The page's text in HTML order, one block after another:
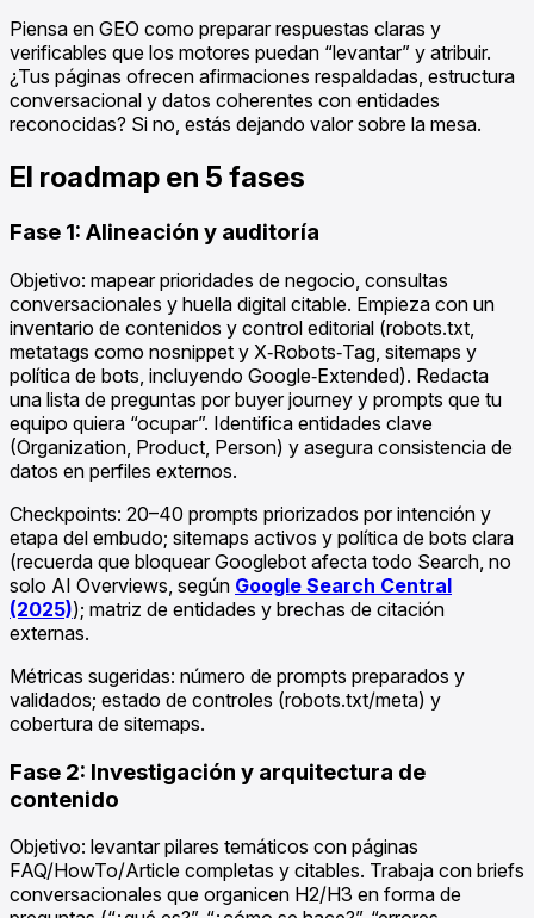
Piensa en GEO como preparar respuestas claras y
verificables que los motores puedan “levantar” y atribuir.
¿Tus páginas ofrecen afirmaciones respaldadas, estructura
conversacional y datos coherentes con entidades
reconocidas? Si no, estás dejando valor sobre la mesa.
El roadmap en 5 fases
Fase 1: Alineación y auditoría
Objetivo: mapear prioridades de negocio, consultas
conversacionales y huella digital citable. Empieza con un
inventario de contenidos y control editorial (robots.txt,
metatags como nosnippet y X‑Robots‑Tag, sitemaps y
política de bots, incluyendo Google‑Extended). Redacta
una lista de preguntas por buyer journey y prompts que tu
equipo quiera “ocupar”. Identifica entidades clave
(Organization, Product, Person) y asegura consistencia de
datos en perfiles externos.
Checkpoints: 20–40 prompts priorizados por intención y
etapa del embudo; sitemaps activos y política de bots clara
(recuerda que bloquear Googlebot afecta todo Search, no
solo AI Overviews, según Google Search Central
(2025)); matriz de entidades y brechas de citación
externas.
Métricas sugeridas: número de prompts preparados y
validados; estado de controles (robots.txt/meta) y
cobertura de sitemaps.
Fase 2: Investigación y arquitectura de
contenido
Objetivo: levantar pilares temáticos con páginas
FAQ/HowTo/Article completas y citables. Trabaja con briefs
conversacionales que organicen H2/H3 en forma de